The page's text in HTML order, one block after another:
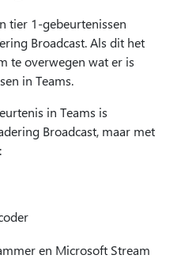
tier 1-gebeurtenissen
Broadcast. Als dit het
te overwegen wat er is
in Teams.
in Teams is
Broadcast, maar met
en Microsoft Stream